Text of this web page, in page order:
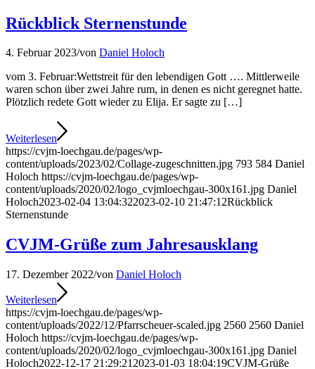
Rückblick Sternenstunde
4. Februar 2023/von Daniel Holoch
vom 3. Februar:Wettstreit für den lebendigen Gott …. Mittlerweile
waren schon über zwei Jahre rum, in denen es nicht geregnet hatte.
Plötzlich redete Gott wieder zu Elija. Er sagte zu […]
Weiterlesen
https://cvjm-loechgau.de/pages/wp-
content/uploads/2023/02/Collage-zugeschnitten.jpg 793 584 Daniel
Holoch https://cvjm-loechgau.de/pages/wp-
content/uploads/2020/02/logo_cvjmloechgau-300x161.jpg Daniel
Holoch2023-02-04 13:04:322023-02-10 21:47:12Rückblick
Sternenstunde
CVJM-Grüße zum Jahresausklang
17. Dezember 2022/von Daniel Holoch
Weiterlesen
https://cvjm-loechgau.de/pages/wp-
content/uploads/2022/12/Pfarrscheuer-scaled.jpg 2560 2560 Daniel
Holoch https://cvjm-loechgau.de/pages/wp-
content/uploads/2020/02/logo_cvjmloechgau-300x161.jpg Daniel
Holoch2022-12-17 21:29:21 2023-01-03 18:04:19CVJM-Grüße